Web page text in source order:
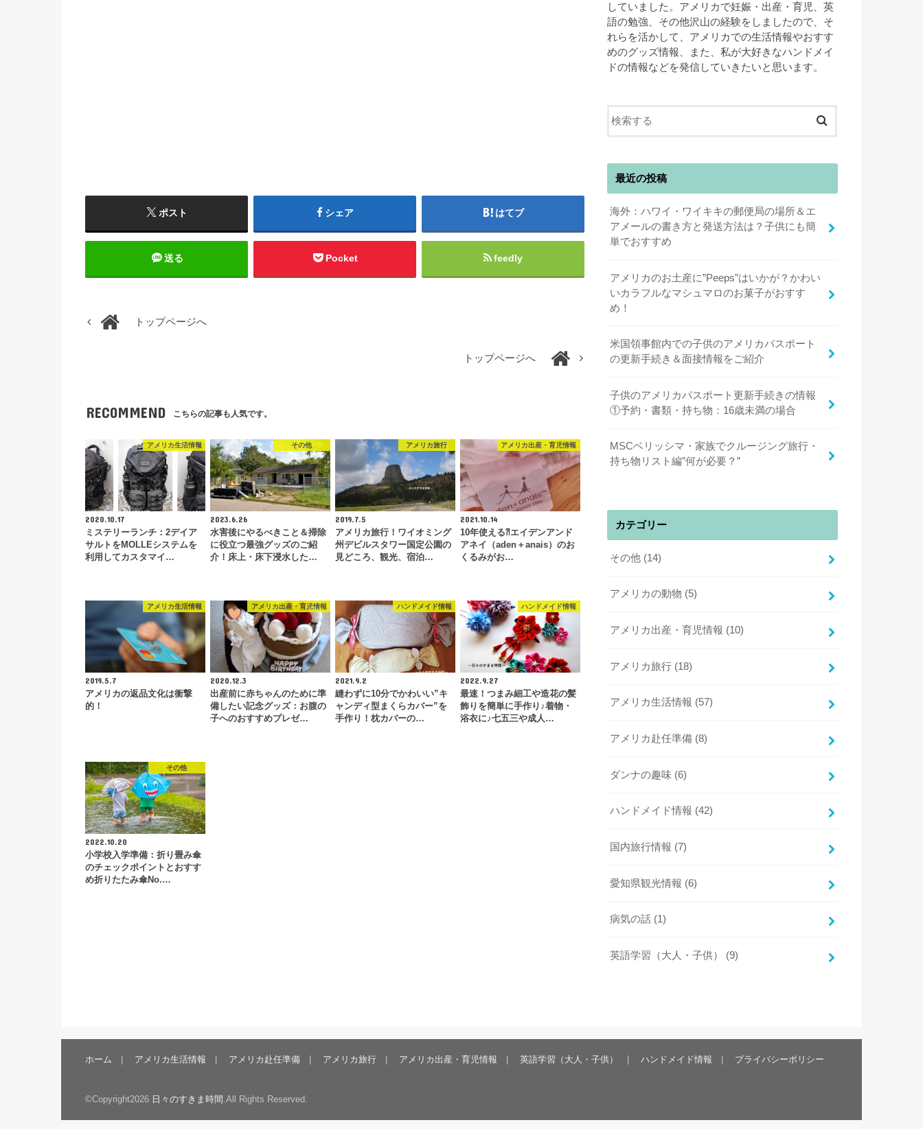
ポスト シェア はてブ
送る Pocket feedly
トップページへ
トップページへ
RECOMMEND こちらの記事も人気です。
アメリカ生活情報
2020.10.17
ミステリーランチ：2デイア
サルトをMOLLEシステムを
利用してカスタマイ…
その他
2023.6.26
水害後にやるべきこと＆掃除
に役立つ最強グッズのご紹
介！床上・床下浸水した…
アメリカ旅行
2019.7.5
アメリカ旅行！ワイオミング
州デビルスタワー国定公園の
見どころ、観光、宿泊…
アメリカ出産・育児情報
2021.10.14
10年使える⁈エイデンアンド
アネイ（aden＋anais）のお
くるみがお…
アメリカ生活情報
2019.5.7
アメリカの返品文化は衝撃
的！
アメリカ出産・育児情報
2020.12.3
出産前に赤ちゃんのために準
備したい記念グッズ：お腹の
子へのおすすめプレゼ…
ハンドメイド情報
2021.9.2
縫わずに10分でかわいい”キ
ャンディ型まくらカバー”を
手作り！枕カバーの…
ハンドメイド情報
2022.9.27
最速！つまみ細工や造花の髪
飾りを簡単に手作り♪着物・
浴衣に♪七五三や成人…
その他
2022.10.20
小学校入学準備：折り畳み傘
のチェックポイントとおすす
め折りたたみ傘No.…
していました。アメリカで妊娠・出産・育児、英
語の勉強、その他沢山の経験をしましたので、そ
れらを活かして、アメリカでの生活情報やおすす
めのグッズ情報、また、私が大好きなハンドメイ
ドの情報などを発信していきたいと思います。
最近の投稿
海外：ハワイ・ワイキキの郵便局の場所＆エ
アメールの書き方と発送方法は？子供にも簡
単でおすすめ
アメリカのお土産に”Peeps”はいかが？かわい
いカラフルなマシュマロのお菓子がおすす
め！
米国領事館内での子供のアメリカパスポート
の更新手続き＆面接情報をご紹介
子供のアメリカパスポート更新手続きの情報
①予約・書類・持ち物：16歳未満の場合
MSCベリッシマ・家族でクルージング旅行・
持ち物リスト編”何が必要？”
カテゴリー
その他 (14)
アメリカの動物 (5)
アメリカ出産・育児情報 (10)
アメリカ旅行 (18)
アメリカ生活情報 (57)
アメリカ赴任準備 (8)
ダンナの趣味 (6)
ハンドメイド情報 (42)
国内旅行情報 (7)
愛知県観光情報 (6)
病気の話 (1)
英語学習（大人・子供） (9)
ホーム アメリカ生活情報 アメリカ赴任準備 アメリカ旅行 アメリカ出産・育児情報 英語学習（大人・子供） ハンドメイド情報 プライバシーポリシー
©Copyright2026 日々のすきま時間 .All Rights Reserved.